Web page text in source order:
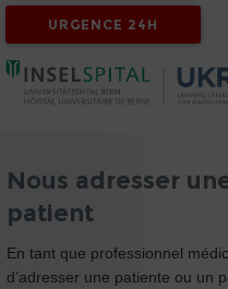
URGENCE 24H
Nous adresser
patient
En tant que professionnel
d’adresser une patiente ou un